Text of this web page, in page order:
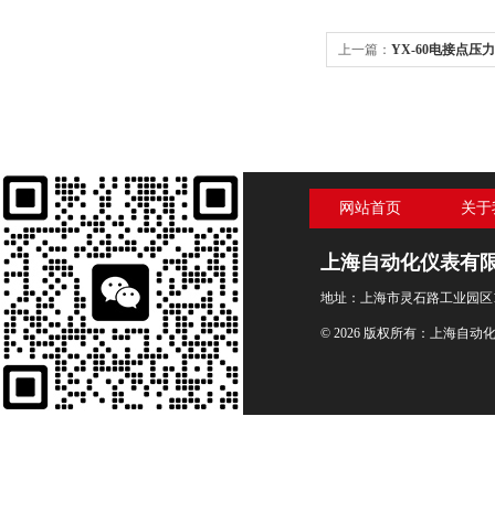
上一篇： YX-60电接点压
网站首页 关
上海自动化仪表有
地址：上海市灵石路工业园区
© 2026 版权所有：上海自动